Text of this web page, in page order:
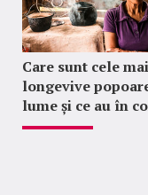
Care sunt cele mai
longevive
lume și ce au în